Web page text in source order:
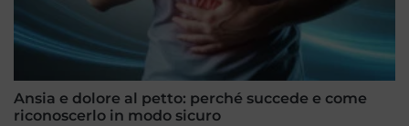
Ansia e dolore al petto: perché succede e come
riconoscerlo in modo sicuro